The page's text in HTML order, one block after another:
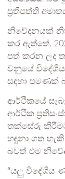
ප්‍රතිපත්ති
නිවේදනයක්
කර ඇත්තේ,
පත් කරන ලද
වනුයේ
සඳහා පමණක්
ආර්ථිකයේ
ආර්ථික
තක්සේරු
හඳුනා ගත
බවත් එම
“යලු විදේශීය